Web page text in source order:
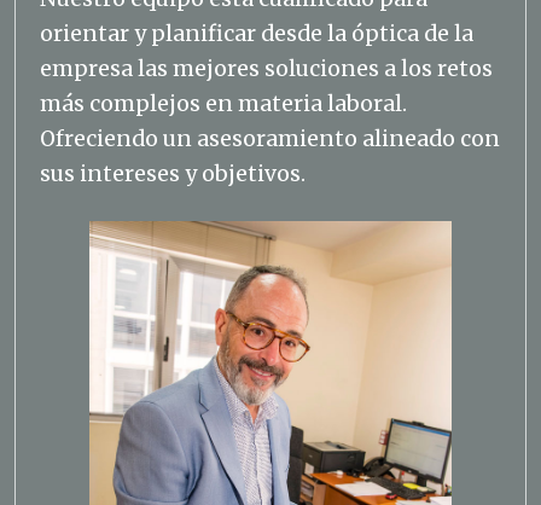
orientar y planificar desde la óptica de la
empresa las mejores soluciones a los retos
más complejos en materia laboral.
Ofreciendo un asesoramiento alineado con
sus intereses y objetivos.